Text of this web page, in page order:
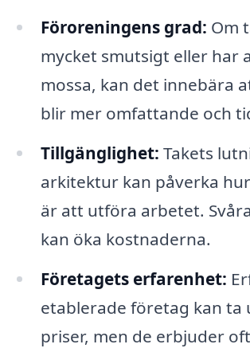
Föroreningens grad: Om
mycket smutsigt eller har
mossa, kan det innebära
blir mer omfattande och
Tillgänglighet: Takets
arkitektur kan påverka
är att utföra arbetet.
kan öka kostnaderna.
Företagets erfarenhet:
etablerade företag kan ta
priser, men de erbjuder